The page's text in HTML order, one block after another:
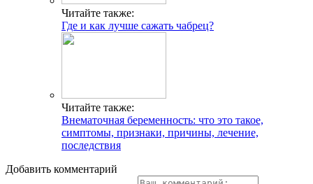
Читайте также:
Где и как лучше сажать чабрец?
Читайте также:
Внематочная беременность: что это такое,
симптомы, признаки, причины, лечение,
последствия
Добавить комментарий